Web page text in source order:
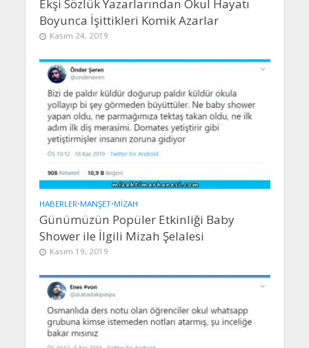
Ekşi Sözlük Yazarlarından Okul Hayatı
Boyunca İşittikleri Komik Azarlar
Kasım 24, 2019
HABERLER•MANŞET•MIZAH
Günümüzün Popüler Etkinliği Baby
Shower ile İlgili Mizah Şelalesi
Kasım 19, 2019